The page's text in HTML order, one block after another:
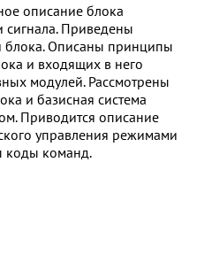
описание блока
сигнала. Приведены
блока. Описаны принципы
и входящих в него
модулей. Рассмотрены
и базисная система
Приводится описание
управления режимами
коды команд.